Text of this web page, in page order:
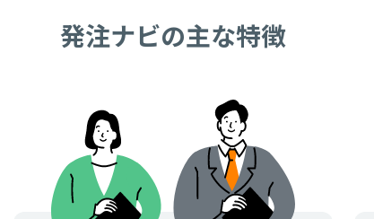
発注ナビの主な特徴